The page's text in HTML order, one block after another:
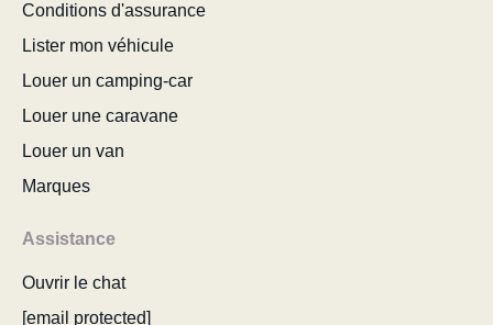
Conditions d'assurance
Lister mon véhicule
Louer un camping-car
Louer une caravane
Louer un van
Marques
Assistance
Ouvrir le chat
[email protected]